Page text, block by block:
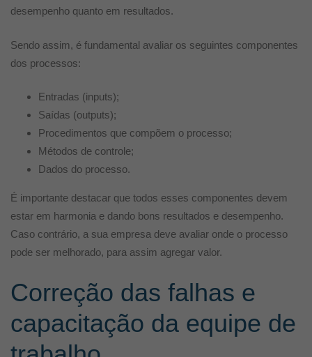
desempenho quanto em resultados.
Sendo assim, é fundamental avaliar os seguintes componentes
dos processos:
Entradas (inputs);
Saídas (outputs);
Procedimentos que compõem o processo;
Métodos de controle;
Dados do processo.
É importante destacar que todos esses componentes devem
estar em harmonia e dando bons resultados e desempenho.
Caso contrário, a sua empresa deve avaliar onde o processo
pode ser melhorado, para assim agregar valor.
Correção das falhas e
capacitação da equipe de